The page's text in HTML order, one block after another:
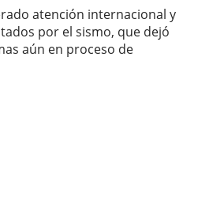
atención internacional y
por el sismo, que dejó
aún en proceso de